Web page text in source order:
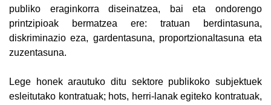
publiko eraginkorra diseinatzea, bai eta ondorengo
printzipioak bermatzea ere: tratuan berdintasuna,
diskriminazio eza, gardentasuna, proportzionaltasuna eta
zuzentasuna.
Lege honek arautuko ditu sektore publikoko subjektuek
esleitutako kontratuak; hots, herri-lanak egiteko kontratuak,